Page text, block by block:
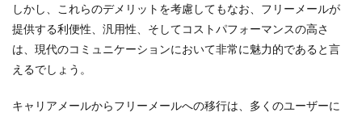
しかし、これらのデメリットを考慮してもなお、フリーメールが
提供する利便性、汎用性、そしてコストパフォーマンスの高さ
は、現代のコミュニケーションにおいて非常に魅力的であると言
えるでしょう。
キャリアメールからフリーメールへの移行は、多くのユーザーに